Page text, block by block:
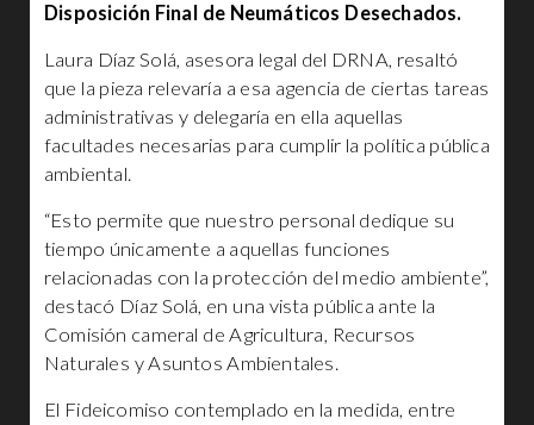
Disposición Final de Neumáticos Desechados.
Laura Díaz Solá, asesora legal del DRNA, resaltó
que la pieza relevaría a esa agencia de ciertas tareas
administrativas y delegaría en ella aquellas
facultades necesarias para cumplir la política pública
ambiental.
“Esto permite que nuestro personal dedique su
tiempo únicamente a aquellas funciones
relacionadas con la protección del medio ambiente”,
destacó Díaz Solá, en una vista pública ante la
Comisión cameral de Agricultura, Recursos
Naturales y Asuntos Ambientales.
El Fideicomiso contemplado en la medida, entre